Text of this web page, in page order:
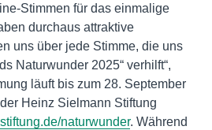
Stimmen für das einmalige
durchaus attraktive
uns über jede Stimme, die uns
Naturwunder 2025“ verhilft“,
läuft bis zum 28. September
Heinz Sielmann Stiftung
naturwunder. Während